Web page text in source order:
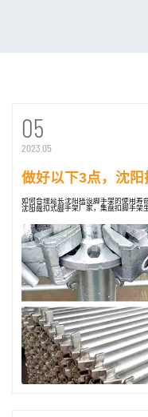
05
2023.05
做好以下3点，沈
如何合理延长沈阳搭设脚手架的使用寿
沈阳盘扣式脚手架厂家，集盘扣脚手架